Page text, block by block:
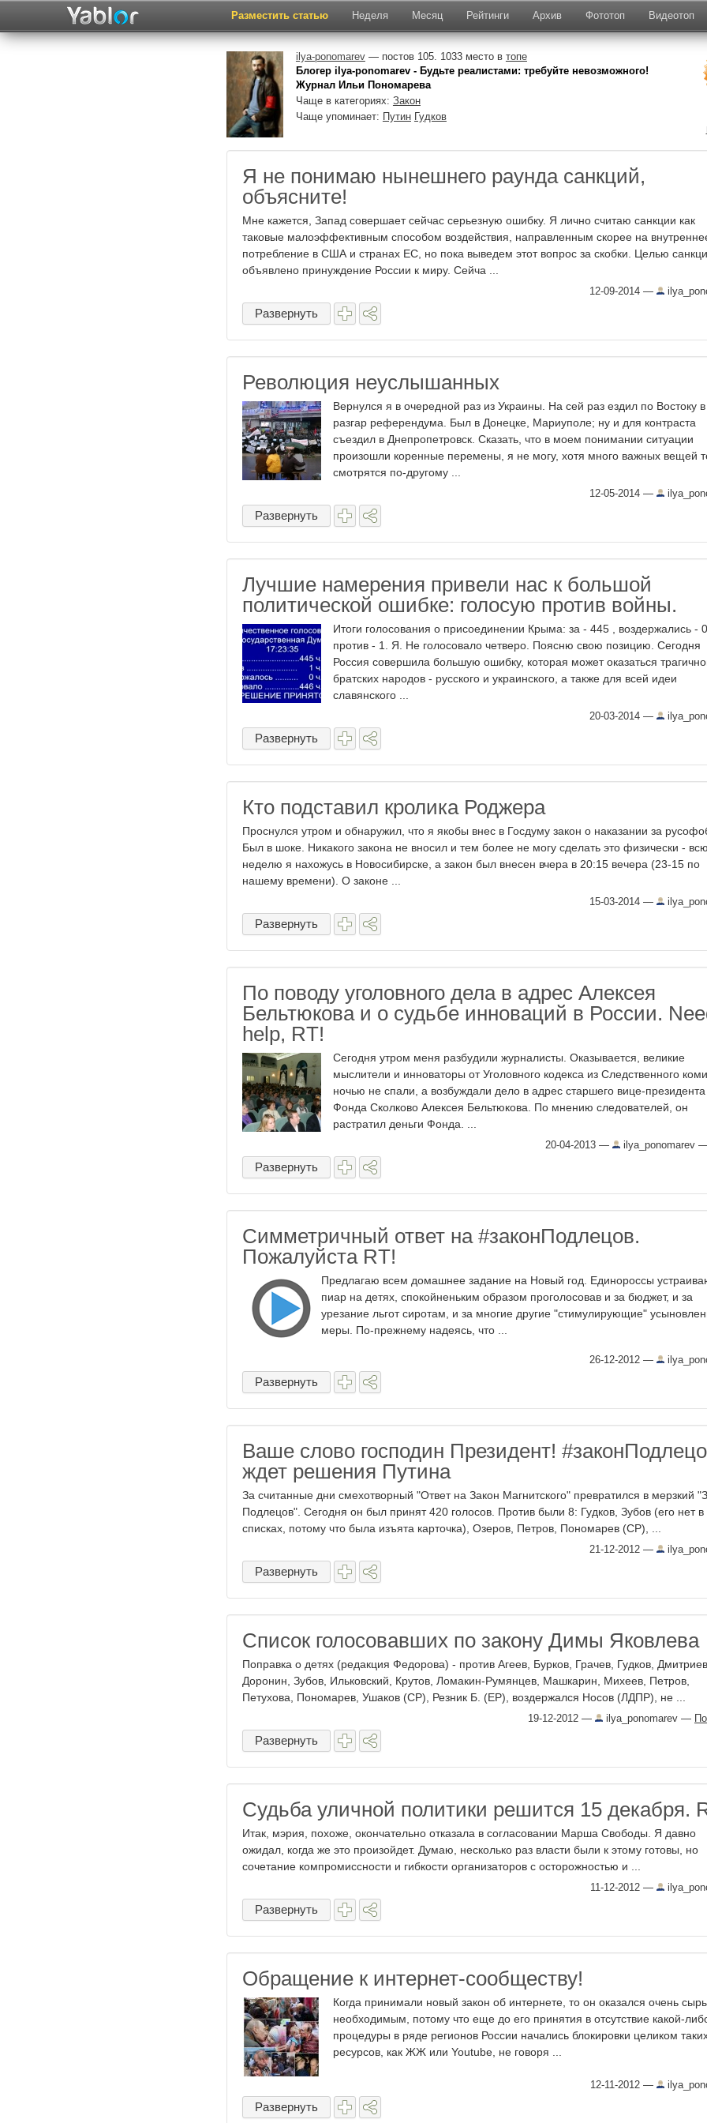
Разместить статью Неделя Месяц Рейтинги Архив Фототоп Видеотоп
ilya-ponomarev— постов 105. 1033 место в топе
Блогер ilya-ponomarev - Будьте реалистами: требуйте невозможного!
Журнал Ильи Пономарева
Чаще в категориях: Закон
Чаще упоминает: Путин Гудков
Я не понимаю нынешнего раунда санкций,
объясните!
Мне кажется, Запад совершает сейчас серьезную ошибку. Я лично считаю санкции как
таковые малоэффективным способом воздействия, направленным скорее на
потребление в США и странах ЕС, но пока выведем этот вопрос за скобки. Целью
объявлено принуждение России к миру. Сейча ...
12-09-2014 —
Развернуть
Революция неуслышанных
Вернулся я в очередной раз из Украины. На сей раз ездил по Востоку в
разгар референдума. Был в Донецке, Мариуполе; ну и для контраста
съездил в Днепропетровск. Сказать, что в моем понимании ситуации
произошли коренные перемены, я не могу, хотя много важных вещей
смотрятся по-другому ...
12-05-2014 —
Развернуть
Лучшие намерения привели нас к большой
политической ошибке: голосую против войны.
Итоги голосования о присоединении Крыма: за - 445 , воздержались - 0 ,
против - 1. Я. Не голосовало четверо. Поясню свою позицию. Сегодня
Россия совершила большую ошибку, которая может оказаться
братских народов - русского и украинского, а также для всей идеи
славянского ...
20-03-2014 —
Развернуть
Кто подставил кролика Роджера
Проснулся утром и обнаружил, что я якобы внес в Госдуму закон о наказании за
Был в шоке. Никакого закона не вносил и тем более не могу сделать это физически -
неделю я нахожусь в Новосибирске, а закон был внесен вчера в 20:15 вечера (23-15 по
нашему времени). О законе ...
15-03-2014 —
Развернуть
По поводу уголовного дела в адрес Алексея
Бельтюкова и о судьбе инноваций в России.
help, RT!
Сегодня утром меня разбудили журналисты. Оказывается, великие
мыслители и инноваторы от Уголовного кодекса из Следственного
ночью не спали, а возбуждали дело в адрес старшего вице-президента
Фонда Сколково Алексея Бельтюкова. По мнению следователей, он
растратил деньги Фонда. ...
20-04-2013 — ilya_ponomarev
Развернуть
Симметричный ответ на #законПодлецов.
Пожалуйста RT!
Предлагаю всем домашнее задание на Новый год. Единороссы
пиар на детях, спокойненьким образом проголосовав и за бюджет, и за
урезание льгот сиротам, и за многие другие "стимулирующие"
меры. По-прежнему надеясь, что ...
26-12-2012 —
Развернуть
Ваше слово господин Президент!
ждет решения Путина
За считанные дни смехотворный "Ответ на Закон Магнитского" превратился в мерзкий
Подлецов". Сегодня он был принят 420 голосов. Против были 8: Гудков, Зубов (его нет в
списках, потому что была изъята карточка), Озеров, Петров, Пономарев (СР), ...
21-12-2012 —
Развернуть
Список голосовавших по закону Димы Яковлева
Поправка о детях (редакция Федорова) - против Агеев, Бурков, Грачев, Гудков,
Доронин, Зубов, Ильковский, Крутов, Ломакин-Румянцев, Машкарин, Михеев, Петров,
Петухова, Пономарев, Ушаков (СР), Резник Б. (ЕР), воздержался Носов (ЛДПР), не ...
19-12-2012 — ilya_ponomarev —
Развернуть
Судьба уличной политики решится 15 декабря.
Итак, мэрия, похоже, окончательно отказала в согласовании Марша Свободы. Я давно
ожидал, когда же это произойдет. Думаю, несколько раз власти были к этому готовы, но
сочетание компромиссности и гибкости организаторов с осторожностью и ...
11-12-2012 —
Развернуть
Обращение к интернет-сообществу!
Когда принимали новый закон об интернете, то он оказался очень
необходимым, потому что еще до его принятия в отсутствие какой-
процедуры в ряде регионов России начались блокировки целиком
ресурсов, как ЖЖ или Youtube, не говоря ...
12-11-2012 —
Развернуть